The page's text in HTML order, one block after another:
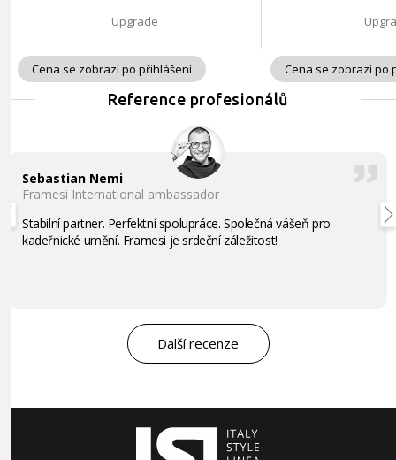
Upgrade
Cena se zobrazí po přihlášení Cena se zobrazí po
Reference profesionálů
Sebastian Nemi
Framesi International ambassador
Stabilní partner. Perfektní spolupráce. Společná vášeň pro
kadeřnické umění. Framesi je srdeční záležitost!
Další recenze